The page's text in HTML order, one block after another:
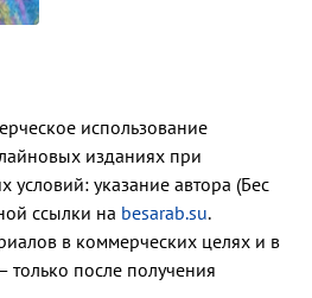
использование
изданиях при
указание автора (Бес
ссылки на besarab.su.
в коммерческих целях и в
после получения